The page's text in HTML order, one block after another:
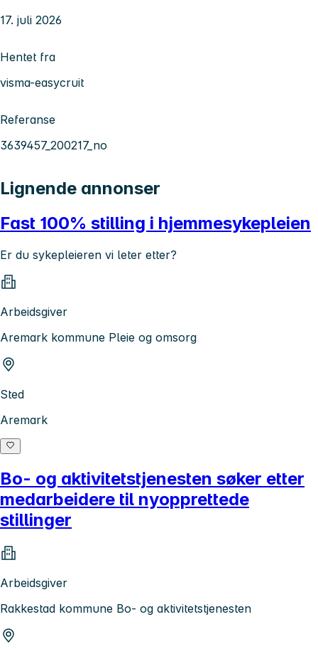
17. juli 2026
Hentet fra
visma-easycruit
Referanse
3639457_200217_no
Lignende annonser
Fast 100% stilling i hjemmesykepleien
Er du sykepleieren vi leter etter?
Arbeidsgiver
Aremark kommune Pleie og omsorg
Sted
Aremark
Bo- og aktivitetstjenesten søker etter
medarbeidere til nyopprettede
stillinger
Arbeidsgiver
Rakkestad kommune Bo- og aktivitetstjenesten